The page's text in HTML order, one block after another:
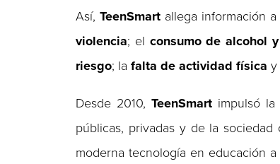
Así,TeenSmart allega información
violencia; el consumo de alcohol
riesgo; lafalta de actividad físicay
Desde 2010,TeenSmart impulsó la
públicas, privadas y de la
moderna tecnología en educación